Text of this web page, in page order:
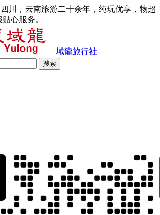
川，云南旅游二十余年，纯玩优享，物超
心服务。
域龍旅行社
搜索